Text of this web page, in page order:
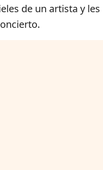
de un artista y les